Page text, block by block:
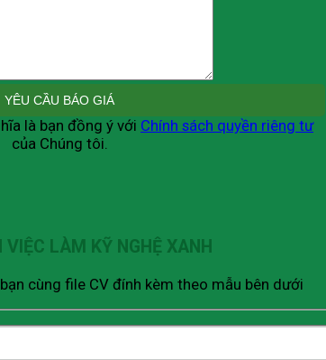
là bạn đồng ý với Chính sách quyền riêng tư
của Chúng tôi.
VIỆC LÀM KỸ NGHỆ XANH
cùng file CV đính kèm theo mẫu bên dưới